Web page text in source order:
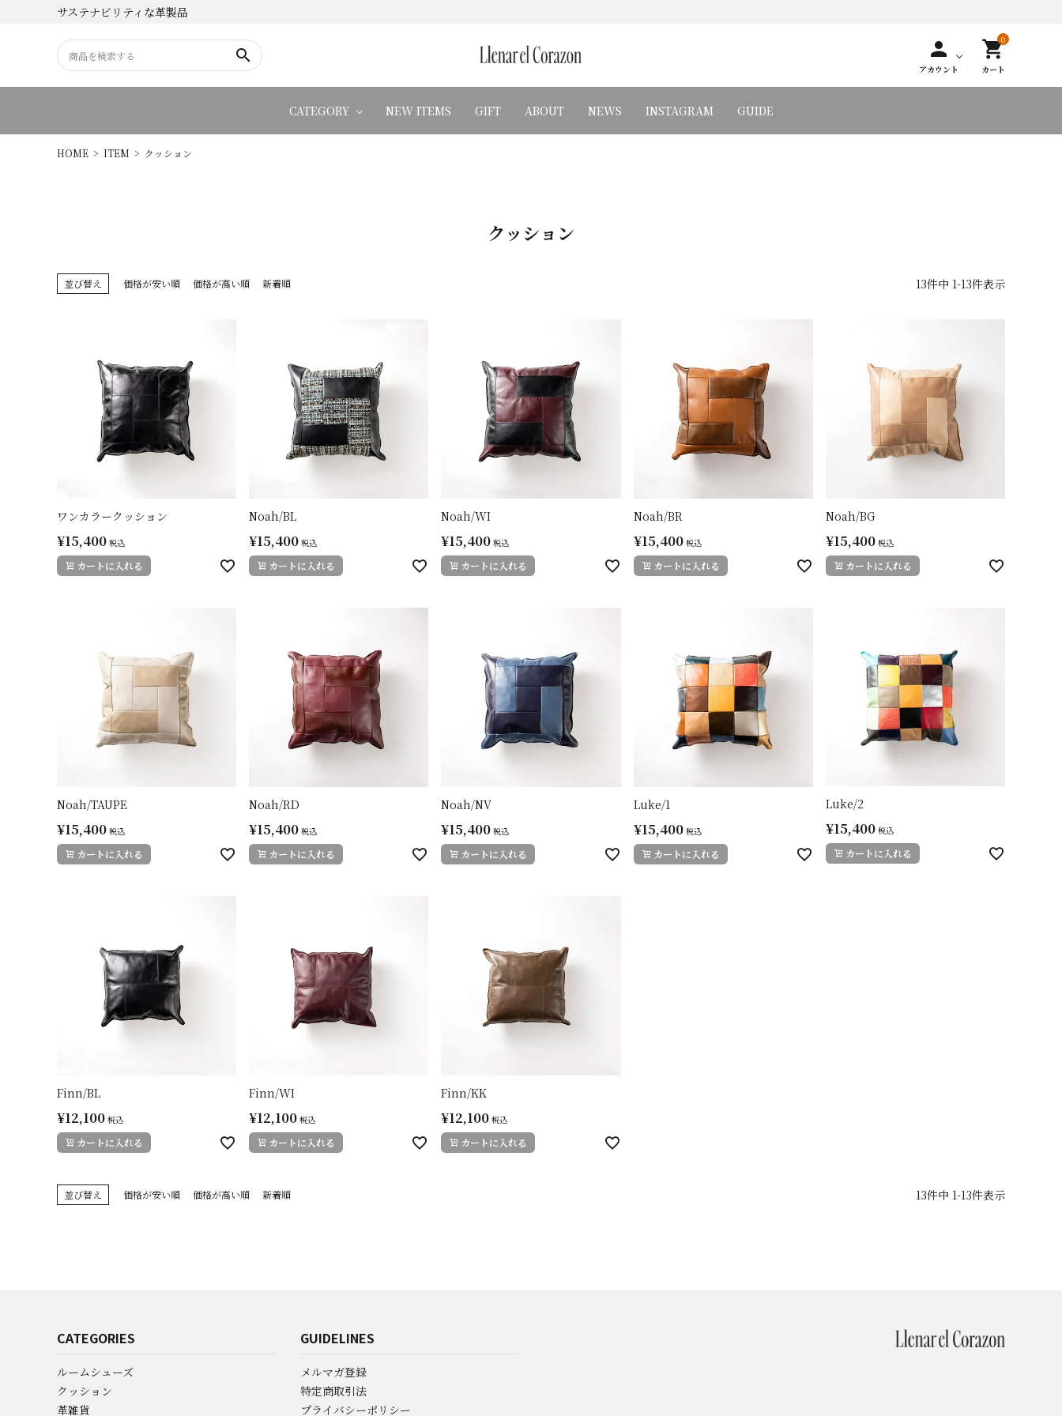
サステナビリティな革製品
search person
アカウント
0
shopping_cart
カート
CATEGORY NEW ITEMS GIFT ABOUT NEWS INSTAGRAM GUIDE
HOME ITEM クッション
クッション
並び替え 価格が安い順 価格が高い順 新着順 13件中 1-13件表示
ワンカラークッション
¥15,400 税込
カートに入れる
Noah/BL
¥15,400 税込
カートに入れる
Noah/WI
¥15,400 税込
カートに入れる
Noah/BR
¥15,400 税込
カートに入れる
Noah/BG
¥15,400 税込
カートに入れる
Noah/TAUPE
¥15,400 税込
カートに入れる
Noah/RD
¥15,400 税込
カートに入れる
Noah/NV
¥15,400 税込
カートに入れる
Luke/1
¥15,400 税込
カートに入れる
Luke/2
¥15,400 税込
カートに入れる
Finn/BL
¥12,100 税込
カートに入れる
Finn/WI
¥12,100 税込
カートに入れる
Finn/KK
¥12,100 税込
カートに入れる
並び替え 価格が安い順 価格が高い順 新着順 13件中 1-13件表示
CATEGORIES
ルームシューズ
クッション
革雑貨
GUIDELINES
メルマガ登録
特定商取引法
プライバシーポリシー